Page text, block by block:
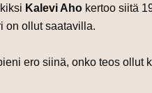
Kalevi Aho kertoo siitä
on ollut saatavilla.
ero siinä, onko teos ollut